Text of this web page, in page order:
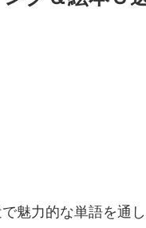
魅力的な単語を通